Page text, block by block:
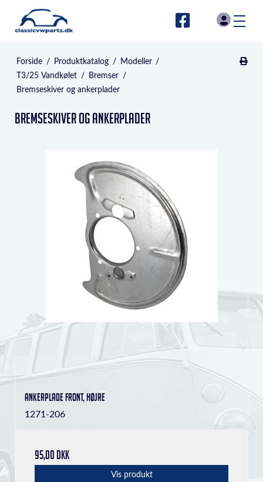
Forside / Produktkatalog / Modeller /
T3/25 Vandkølet / Bremser /
Bremseskiver og ankerplader
Bremseskiver og ankerplader
Ankerplade front, højre
1271-206
95,00 DKK
Vis produkt